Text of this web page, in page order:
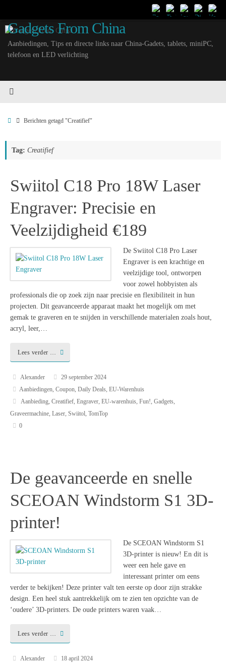
de Gadgets From China
Aanbiedingen, Tips en directe links naar China-Gadets, tablets, miniPC,
telefoon en LED verlichting
HomeBerichten getagd "Creatifief"
Tag: Creatifief
Swiitol C18 Pro 18W Laser
Engraver: Precisie en
Veelzijdigheid €189
De Swiitol C18 Pro Laser
Engraver is een krachtige en
veelzijdige tool, ontworpen
voor zowel hobbyisten als
professionals die op zoek zijn naar precisie en flexibiliteit in hun
projecten. Dit geavanceerde apparaat maakt het mogelijk om met
gemak te graveren en te snijden in verschillende materialen zoals hout,
acryl, leer,…
Lees verder …
Alexander
29 september 2024
Aanbiedingen, Coupon, Daily Deals, EU-Warenhuis
Aanbieding, Creatifief, Engraver, EU-warenhuis, Fun! Gadgets,
Graveermachine Laser Swiitol TomTop
0
De geavanceerde en snelle
SCEOAN Windstorm S1 3D-
printer!
De SCEOAN Windstorm S1
3D-printer is nieuw! En dit is
weer een hele gave en
interessant printer om eens
verder te bekijken! Deze printer valt ten eerste op door zijn strakke
design. Een heel stuk aantrekkelijk om te zien ten opzichte van de
‘oudere’ 3D-printers. De oude printers waren vaak…
Lees verder …
Alexander
18 april 2024